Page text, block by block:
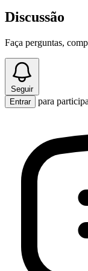
Discussão
Faça perguntas,
Seguir
Entrar
para